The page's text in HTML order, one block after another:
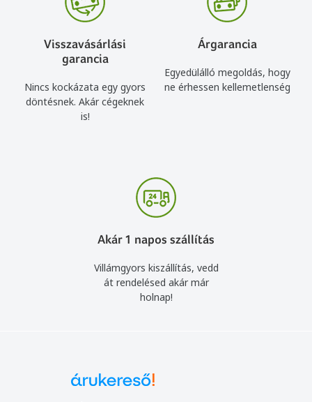
Visszavásárlási
garancia
Nincs kockázata egy gyors
döntésnek. Akár cégeknek
is!
Árgarancia
Egyedülálló megoldás, hogy
ne érhessen kellemetlenség
Akár 1 napos szállítás
Villámgyors kiszállítás, vedd
át rendelésed akár már
holnap!